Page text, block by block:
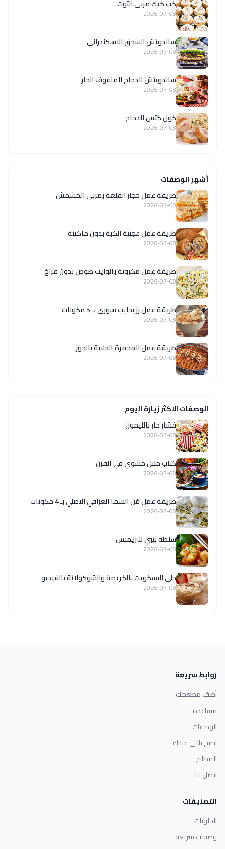
كب كيك مربى التوت
2026-07-08
ساندوتش السجق الاسكندراني
2026-07-08
ساندويتش الدجاج الملفوف الحار
2026-07-08
كول كتس الدجاج
2026-07-08
أشهر الوصفات
طريقة عمل حجار القلعة بمربى المشمش
2026-07-08
طريقة عمل عجينة الكبة بدون ماكينة
2026-07-08
طريقة عمل مكرونة بالوايت صوص بدون فراخ
2026-07-08
طريقة عمل رز بحليب سوري بـ 5 مكونات
2026-07-08
طريقة عمل المحمرة الحلبية بالجوز
2026-07-08
الوصفات الاكثر زيارة اليوم
فشار حار بالليمون
2026-07-08
كباب متبل مشوي في الفرن
2026-07-08
طريقة عمل مَن السما العراقي الاصلي بـ 4 مكونات
2026-07-08
سلطة بيبي شريمبس
2026-07-08
حلى البسكويت بالكريمة والشوكولاتة بالفيديو
2026-07-08
روابط سريعة
أضف مطعمك
مساعدة
الوصفات
اطبخ باللي عندك
المطابخ
اتصل بنا
التصنيفات
الحلويات
وصفات سريعة